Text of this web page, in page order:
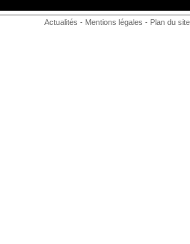
Actualités - Mentions légales - Plan du site